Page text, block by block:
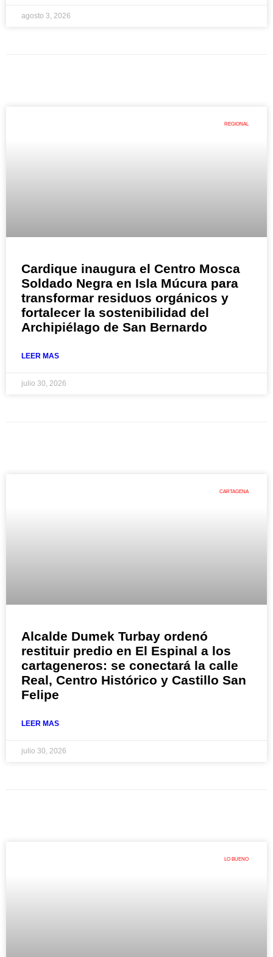
agosto 3, 2026
REGIONAL
Cardique inaugura el Centro Mosca
Soldado Negra en Isla Múcura para
transformar residuos orgánicos y
fortalecer la sostenibilidad del
Archipiélago de San Bernardo
LEER MAS
julio 30, 2026
CARTAGENA
Alcalde Dumek Turbay ordenó
restituir predio en El Espinal a los
cartageneros: se conectará la calle
Real, Centro Histórico y Castillo San
Felipe
LEER MAS
julio 30, 2026
LO BUENO